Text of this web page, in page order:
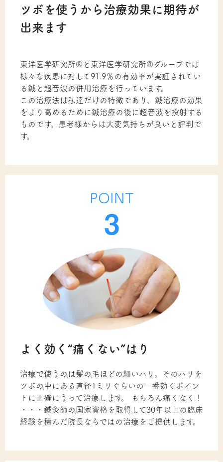
ツボを使うから治療効果に期待が
出来ます
東洋医学研究所®と東洋医学研究所®グループでは
様々な疾患に対して91.9％の有効率が実証されてい
る鍼と超音波の併用治療を行っています。
この治療法は私達だけの特徴であり、鍼治療の効果
をより高めるために鍼治療の後に超音波を投射する
ものです。患者様からは大変気持ちが良いと評判で
す。
POINT
3
よく効く“痛くない”はり
治療で使うのは髪の毛ほどの細いハリ。そのハリを
ツボの中にある直径1ミリぐらいの一番効くポイン
トに正確にうって治療します。 もちろん痛くなく！
・・・鍼灸師の国家資格を取得して30年以上の臨床
経験を積んだ院長ならではの治療をご提供します。